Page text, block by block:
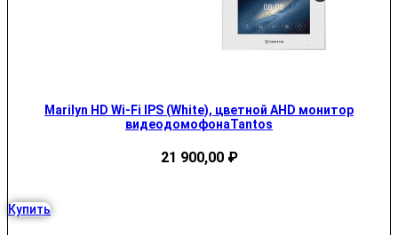
Marilyn HD Wi-Fi IPS (White), цветной AHD монитор
видеодомофонаTantos
21 900,00 ₽
Купить